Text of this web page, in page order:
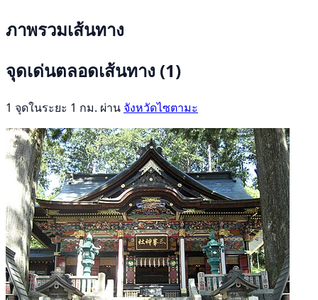
ภาพรวมเส้นทาง
จุดเด่นตลอดเส้นทาง (1)
1 จุดในระยะ 1 กม. ผ่าน จังหวัดไซตามะ